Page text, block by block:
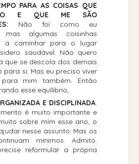
PARA AS COISAS QUE
E QUE ME SÃO
Não foi como eu
algumas coisinhas
a caminhar para o lugar
saudável. Não quero
que se descola dos demais
para si. Mas eu preciso viver
mim também. Então
esse equílibrio,
E DISCIPLINADA.
é muito importante e
sobre mim esse ano, o
nesse assunto. Mas os
mínimos. Admito.
reformular a própria